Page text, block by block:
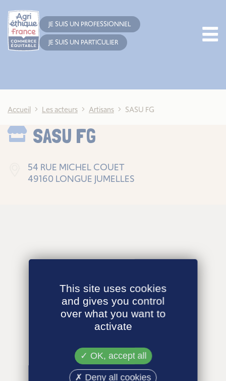
JE SUIS UN PROFESSIONNEL
JE SUIS UN PARTICULIER
Accueil Les acteurs Artisans SASU FG
SASU FG
54 RUE MICHEL COUET
49160 LONGUE JUMELLES
This site uses cookies
and gives you control
over what you want to
activate
OK, accept all
Deny all cookies